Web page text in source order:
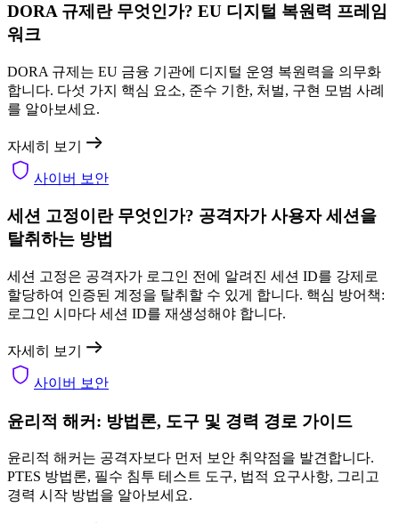
DORA 규제란 무엇인가? EU 디지털 복원력 프레임
워크
DORA 규제는 EU 금융 기관에 디지털 운영 복원력을 의무화
합니다. 다섯 가지 핵심 요소, 준수 기한, 처벌, 구현 모범 사례
를 알아보세요.
자세히 보기
사이버 보안
세션 고정이란 무엇인가? 공격자가 사용자 세션을
탈취하는 방법
세션 고정은 공격자가 로그인 전에 알려진 세션 ID를 강제로
할당하여 인증된 계정을 탈취할 수 있게 합니다. 핵심 방어책:
로그인 시마다 세션 ID를 재생성해야 합니다.
자세히 보기
사이버 보안
윤리적 해커: 방법론, 도구 및 경력 경로 가이드
윤리적 해커는 공격자보다 먼저 보안 취약점을 발견합니다.
PTES 방법론, 필수 침투 테스트 도구, 법적 요구사항, 그리고
경력 시작 방법을 알아보세요.